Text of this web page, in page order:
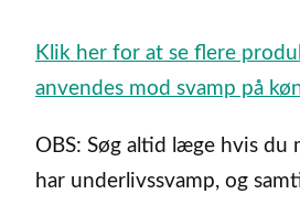
Klik her for at se flere
anvendes mod svamp på
OBS: Søg altid læge hvis du
har underlivssvamp, og